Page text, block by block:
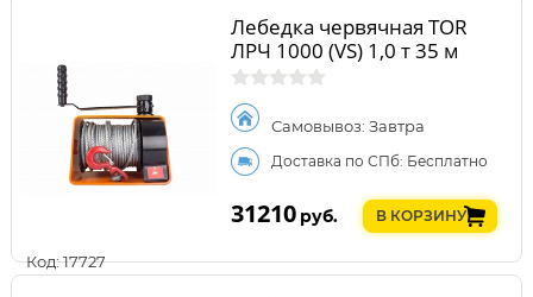
Код: 17727
Лебедка червячная TOR
ЛРЧ 1000 (VS) 1,0 т 35 м
Самовывоз: Завтра
Доставка по СПб: Бесплатно
31210 руб. В КОРЗИНУ